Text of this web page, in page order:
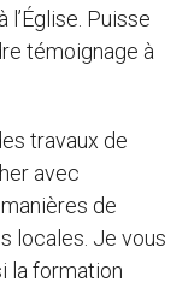
l’Église. Puisse
témoignage à
travaux de
avec
de
locales. Je vous
la formation